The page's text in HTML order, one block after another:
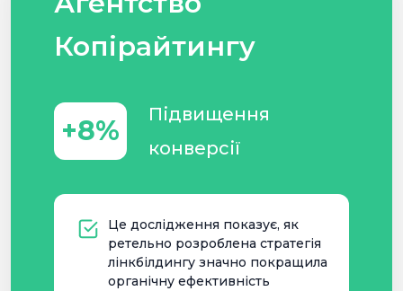
Копірайтингу
+8%
Підвищення
конверсії
Це дослідження показує, як
ретельно розроблена стратегія
лінкбілдингу значно покращила
органічну ефективність